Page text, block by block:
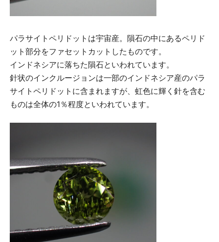
パラサイトペリドットは宇宙産。隕石の中にあるペリド
ット部分をファセットカットしたものです。
インドネシアに落ちた隕石といわれています。
針状のインクルージョンは一部のインドネシア産のパラ
サイトペリドットに含まれますが、虹色に輝く針を含む
ものは全体の1％程度といわれています。